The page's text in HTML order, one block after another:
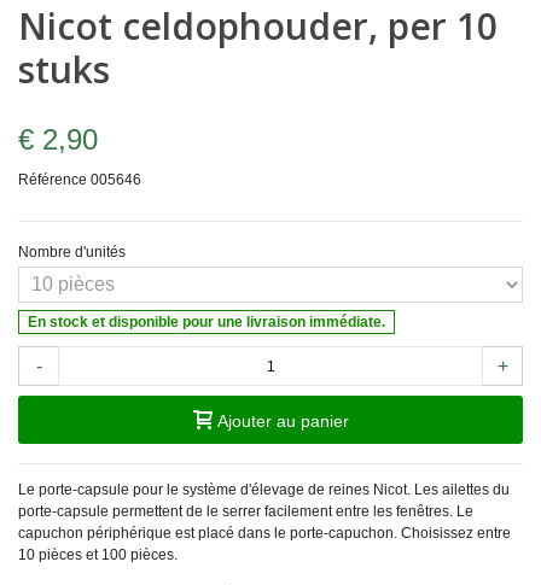
Nicot celdophouder, per 10
stuks
€ 2,90
Référence 005646
Nombre d'unités
En stock et disponible pour une livraison immédiate.
- +
Ajouter au panier
Le porte-capsule pour le système d'élevage de reines Nicot. Les ailettes du
porte-capsule permettent de le serrer facilement entre les fenêtres. Le
capuchon périphérique est placé dans le porte-capuchon. Choisissez entre
10 pièces et 100 pièces.